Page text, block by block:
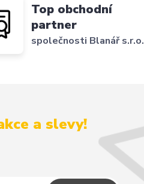
Top obchodní
partner
společnosti Blanář s.r.o.
a slevy!